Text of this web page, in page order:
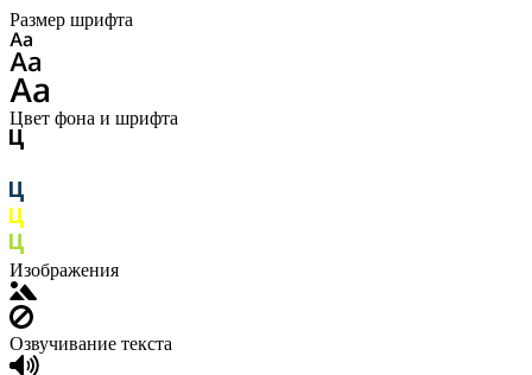
Размер шрифта
Цвет фона и шрифта
Изображения
Озвучивание текста